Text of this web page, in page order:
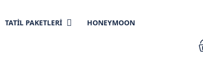
TATİL PAKETLERİ HONEYMOON